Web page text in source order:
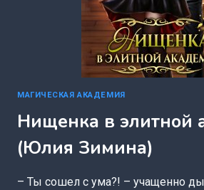
МАГИЧЕСКАЯ АКАДЕМИЯ
Нищенка в элитной
(Юлия Зимина)
– Ты сошел с ума?! – учащенно